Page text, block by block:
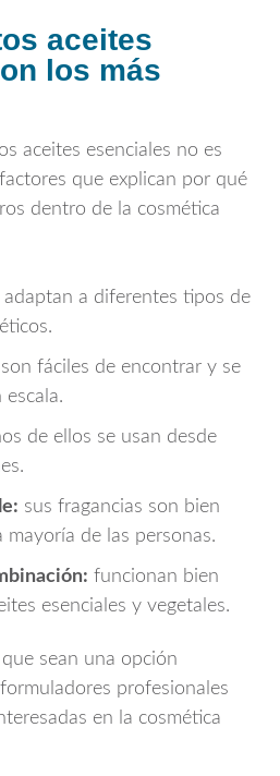
aceites
los más
aceites esenciales no es
que explican por qué
dentro de la cosmética
adaptan a diferentes tipos de
son fáciles de encontrar y se
de ellos se usan desde
sus fragancias son bien
mayoría de las personas.
funcionan bien
esenciales y vegetales.
sean una opción
profesionales
en la cosmética